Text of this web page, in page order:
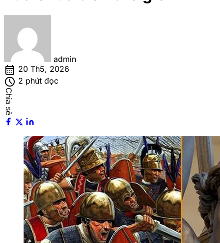
admin
calendar_month 20 Th5, 2026
schedule 2 phút đọc
Chia sẻ